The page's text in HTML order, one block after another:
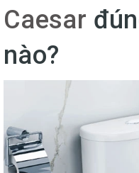
Caesar
nào?